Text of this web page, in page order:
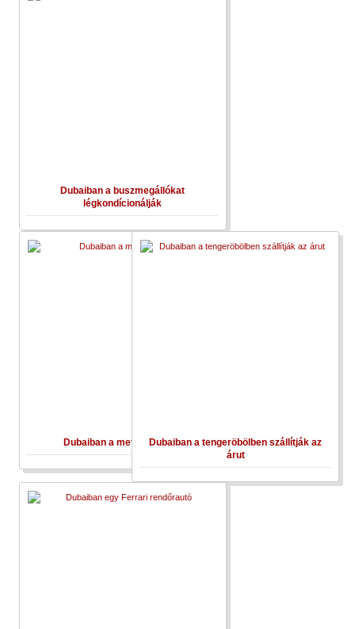
Dubaiban a buszmegállókat
légkondícionálják
Dubaiban a metro állomásDubaiban a tengeröbölben szállítják az
árut